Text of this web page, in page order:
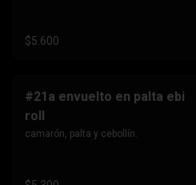
$5.600
#21a envuelto en palta ebi
roll
camarón, palta y cebollín.